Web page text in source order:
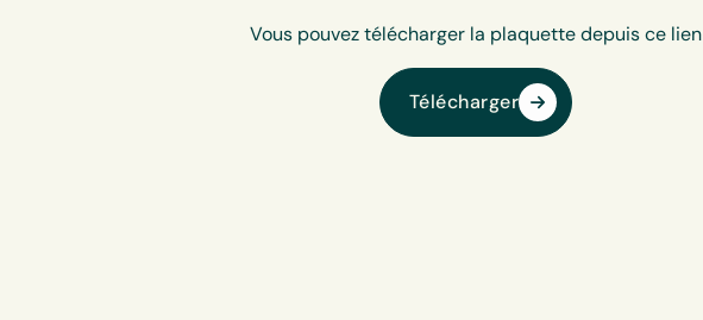
Vous pouvez télécharger la plaquette depuis ce lien
Télécharger